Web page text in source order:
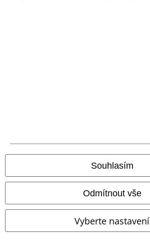
Souhlasím
Odmítnout vše
Vyberte nastavení
Doprava